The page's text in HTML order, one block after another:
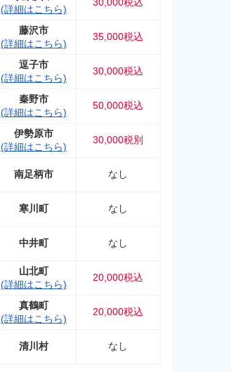
(詳細はこちら)
藤沢市
(詳細はこちら)
35,000税込
逗子市
(詳細はこちら)
30,000税込
秦野市
(詳細はこちら)
50,000税込
伊勢原市
(詳細はこちら)
30,000税別
南足柄市 なし
寒川町 なし
中井町 なし
山北町
(詳細はこちら)
20,000税込
真鶴町
(詳細はこちら)
20,000税込
清川村 なし